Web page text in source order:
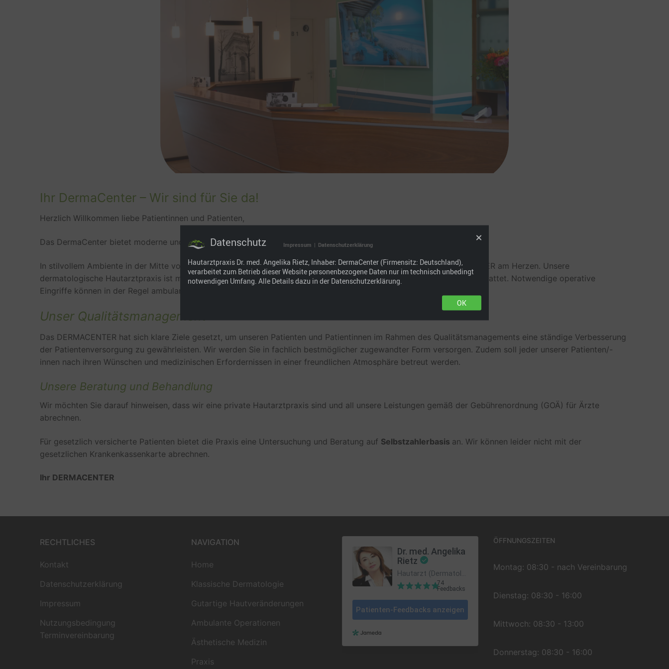
Ihr DermaCenter – Wir sind für Sie da!
Herzlich Willkommen liebe Patientinnen und Patienten,
Das DermaCenter bietet moderne und personalisierte Diagnostik und Therapie für Ihre Haut.
In stilvollem Ambiente in der Mitte von Geretsried bei München liegt uns Ihre Hautgesundheit in unserem DERMACENTER am Herzen. Unsere
dermatologische Hautarztpraxis ist mit modernen Geräten zur Diagnostik und Therapie von Hauterkrankungen ausgestattet. Notwendige operative
Eingriffe können in der Regel ambulant im State-of-the-art-Op durchgeführt werden.
Unser Qualitätsmanagement
Das DERMACENTER hat sich klare Ziele gesetzt, um unseren Patienten und Patientinnen im Rahmen des Qualitätsmanagements eine ständige Verbesserung
der Patientenversorgung zu gewährleisten. Wir werden Sie in fachlich bestmöglicher zugewandter Form versorgen. Zudem soll jeder unserer Patienten/-
innen nach ihren Wünschen und medizinischen Erfordernissen in einer freundlichen Atmosphäre betreut werden.
Unsere Beratung und Behandlung
Wir möchten Sie darauf hinweisen, dass wir eine private Hautarztpraxis sind und all unsere Leistungen gemäß der Gebührenordnung (GOÄ) für Ärzte
abrechnen.
Für gesetzlich versicherte Patienten bietet die Praxis eine Untersuchung und Beratung auf Selbstzahlerbasis an. Wir können leider nicht mit der
gesetzlichen Krankenkassenkarte abrechnen.
Ihr DERMACENTER
RECHTLICHES
Kontakt
Datenschutzerklärung
Impressum
Nutzungsbedingung
Terminvereinbarung
NAVIGATION
Home
Klassische Dermatologie
Gutartige Hautveränderungen
Ambulante Operationen
Ästhetische Medizin
Praxis
ÖFFNUNGSZEITEN
Montag: 08:30 - nach Vereinbarung
Dienstag: 08:30 - 16:00
Mittwoch: 08:30 - 13:00
Donnerstag: 08:30 - 16:00
Datenschutz Impressum | Datenschutzerklärung
Hautarztpraxis Dr. med. Angelika Rietz, Inhaber: DermaCenter (Firmensitz: Deutschland),
verarbeitet zum Betrieb dieser Website personenbezogene Daten nur im technisch unbedingt
notwendigen Umfang. Alle Details dazu in der Datenschutzerklärung.
OK